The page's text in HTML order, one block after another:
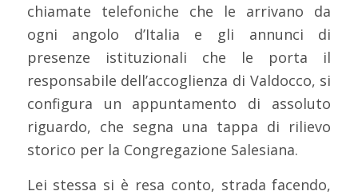
chiamate telefoniche che le arrivano da
ogni angolo d’Italia e gli annunci di
presenze istituzionali che le porta il
responsabile dell’accoglienza di Valdocco, si
configura un appuntamento di assoluto
riguardo, che segna una tappa di rilievo
storico per la Congregazione Salesiana.
Lei stessa si è resa conto, strada facendo,